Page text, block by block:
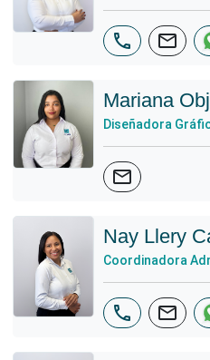
phone mail
Mariana
Diseñadora
mail
Nay Llery
Coordinadora
phone mail